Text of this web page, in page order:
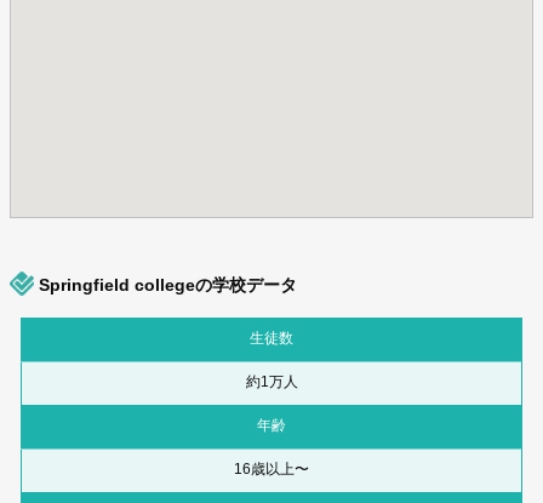
Springfield collegeの学校データ
生徒数
約1万人
年齢
16歳以上〜